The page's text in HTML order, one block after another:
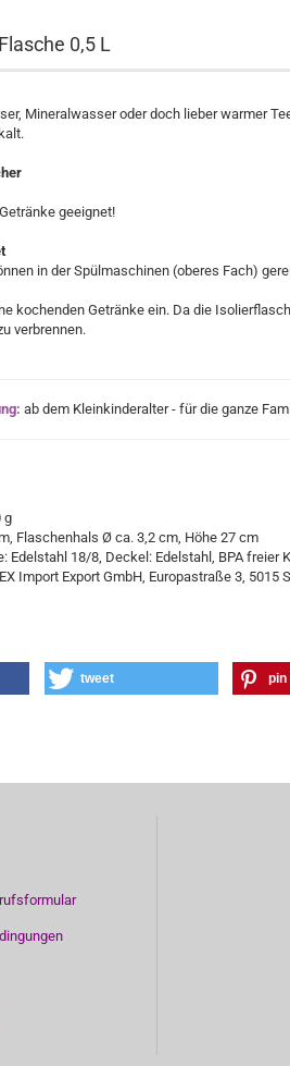
0,5 L
Mineralwasser oder doch lieber warmer
geeignet!
in der Spülmaschinen (oberes Fach)
kochenden Getränke ein. Da die
verbrennen.
ab dem Kleinkinderalter - für die ganze
g
Flaschenhals Ø ca. 3,2 cm, Höhe 27 cm
Edelstahl 18/8, Deckel: Edelstahl, BPA
Import Export GmbH, Europastraße 3, 5015
tweet pin